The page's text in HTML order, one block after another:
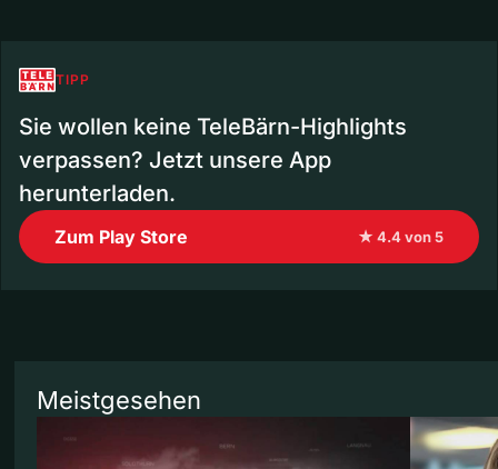
TIPP
Sie wollen keine TeleBärn-Highlights
verpassen? Jetzt unsere App
herunterladen.
Zum Play Store ★ 4.4 von 5
Meistgesehen